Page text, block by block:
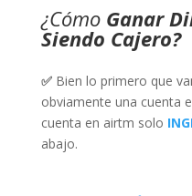
¿CómoGanar
Siendo Cajero?
✅Bien lo primero que
obviamente una cuenta
cuenta en airtm solo
abajo.